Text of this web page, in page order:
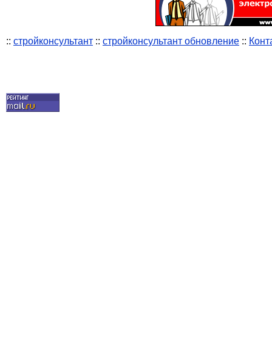
:: стройконсультант :: стройконсультант обновление ::